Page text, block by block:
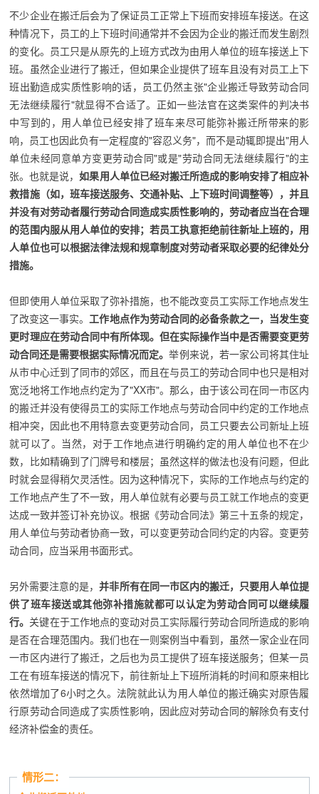
不少企业在搬迁后会为了保证员工正常上下班而安排班车接送。在这
种情况下，员工的上下班时间通常并不会因为企业的搬迁而发生剧烈
的变化。员工只是从原先的上班方式改为由用人单位的班车接送上下
班。虽然企业进行了搬迁，但如果企业提供了班车且没有对员工上下
班出勤造成实质性影响的话，员工仍然主张"企业搬迁导致劳动合同
无法继续履行"就显得不合适了。正如一些法官在这类案件的判决书
中写到的，用人单位已经安排了班车来尽可能弥补搬迁所带来的影
响，员工也因此负有一定程度的"容忍义务"，而不是动辄即提出"用人
单位未经同意单方变更劳动合同"或是"劳动合同无法继续履行"的主
张。也就是说，如果用人单位已经对搬迁所造成的影响安排了相应补
救措施（如，班车接送服务、交通补贴、上下班时间调整等），并且
并没有对劳动者履行劳动合同造成实质性影响的，劳动者应当在合理
的范围内服从用人单位的安排；若员工执意拒绝前往新址上班的，用
人单位也可以根据法律法规和规章制度对劳动者采取必要的纪律处分
措施。
但即使用人单位采取了弥补措施，也不能改变员工实际工作地点发生
了改变这一事实。工作地点作为劳动合同的必备条款之一，当发生变
更时理应在劳动合同中有所体现。但在实际操作当中是否需要变更劳
动合同还是需要根据实际情况而定。举例来说，若一家公司将其住址
从市中心迁到了同市的郊区，而且在与员工的劳动合同中也只是相对
宽泛地将工作地点约定为了"XX市"。那么，由于该公司在同一市区内
的搬迁并没有使得员工的实际工作地点与劳动合同中约定的工作地点
相冲突，因此也不用特意去变更劳动合同，员工只要去公司新址上班
就可以了。当然，对于工作地点进行明确约定的用人单位也不在少
数，比如精确到了门牌号和楼层；虽然这样的做法也没有问题，但此
时就会显得稍欠灵活性。因为这种情况下，实际的工作地点与约定的
工作地点产生了不一致，用人单位就有必要与员工就工作地点的变更
达成一致并签订补充协议。根据《劳动合同法》第三十五条的规定，
用人单位与劳动者协商一致，可以变更劳动合同约定的内容。变更劳
动合同，应当采用书面形式。
另外需要注意的是，并非所有在同一市区内的搬迁，只要用人单位提
供了班车接送或其他弥补措施就都可以认定为劳动合同可以继续履
行。 关键在于工作地点的变动对员工实际履行劳动合同所造成的影响
是否在合理范围内。我们也在一则案例当中看到，虽然一家企业在同
一市区内进行了搬迁，之后也为员工提供了班车接送服务；但某一员
工在有班车接送的情况下，前往新址上下班所消耗的时间和原来相比
依然增加了6小时之久。法院就此认为用人单位的搬迁确实对原告履
行原劳动合同造成了实质性影响，因此应对劳动合同的解除负有支付
经济补偿金的责任。
情形二：